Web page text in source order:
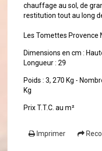
chauffage au sol, de
restitution tout au long
Les Tomettes Provence
Dimensions en cm :
Longueur : 29
Poids : 3, 270 Kg -
Kg
Prix T.T.C. au m²
Imprimer